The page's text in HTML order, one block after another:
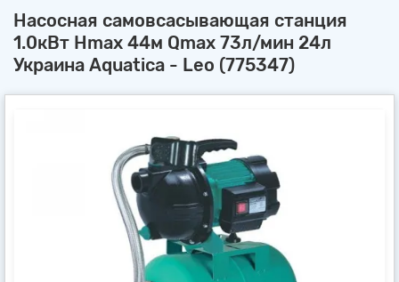
Насосная самовсасывающая станция
1.0кВт Hmax 44м Qmax 73л/мин 24л
Украина Aquatica - Leo (775347)